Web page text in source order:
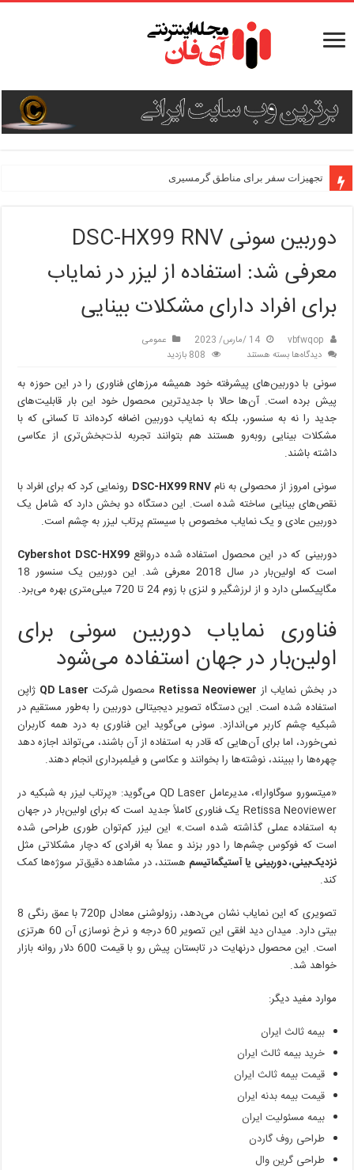
تجهیزات سفر برای مناطق گرمسیری
دوربین سونی DSC-HX99 RNV
معرفی شد: استفاده از لیزر در نمایاب
برای افراد دارای مشکلات بینایی
vbfwqop 14 /مارس/ 2023
عمومی
دیدگاه‌هابرای
سونی
DSC-
HX99
RNV
معرفی
شد:
از
لیزر
در
برای
افراد
دارای
مشکلات
بسته هستند 808 بازدید
سونی با دوربین‌های پیشرفته خود همیشه مرزهای فناوری را در این حوزه به
پیش برده است. آن‌ها حالا با جدیدترین محصول خود این بار قابلیت‌های
جدید را نه به سنسور، بلکه به نمایاب دوربین اضافه کرده‌اند تا کسانی که با
مشکلات بینایی روبه‌رو هستند هم بتوانند تجربه لذت‌بخش‌تری از عکاسی
داشته باشند.
سونی امروز از محصولی به نامDSC-HX99 RNV رونمایی کرد که برای افراد با
نقص‌های بینایی ساخته شده است. این دستگاه دو بخش دارد که شامل یک
دوربین عادی و یک نمایاب مخصوص با سیستم پرتاب لیزر به چشم است.
دوربینی که در این محصول استفاده شده درواقعCybershot DSC-HX99
است که اولین‌بار در سال 2018 معرفی شد. این دوربین یک سنسور 18
مگاپیکسلی دارد و از لرزشگیر و لنزی با زوم 24 تا 720 میلی‌متری بهره می‌برد.
فناوری نمایاب دوربین سونی برای
اولین‌بار در جهان استفاده می‌شود
در بخش نمایاب از Retissa Neoviewer محصول شرکت QD Laser ژاپن
استفاده شده است. این دستگاه تصویر دیجیتالی دوربین را به‌طور مستقیم در
شبکیه چشم کاربر می‌اندازد. سونی می‌گوید این فناوری به درد همه کاربران
نمی‌خورد، اما برای آن‌هایی که قادر به استفاده از آن باشند، می‌تواند اجازه دهد
چهره‌ها را ببینند، نوشته‌ها را بخوانند و عکاسی و فیلمبرداری انجام دهند.
«میتسورو سوگاوارا»، مدیرعامل QD Laser می‌گوید: «پرتاب لیزر به شبکیه در
Retissa Neoviewer یک فناوری کاملاً جدید است که برای اولین‌بار در جهان
به استفاده عملی گذاشته شده است.» این لیزر کم‌توان طوری طراحی شده
است که فوکوس چشم‌ها را دور بزند و عملاً به افرادی که دچار مشکلاتی مثل
نزدیک‌بینی، دوربینی یا آستیگماتیسم هستند، در مشاهده دقیق‌تر سوژه‌ها کمک
کند.
تصویری که این نمایاب نشان می‌دهد، رزولوشنی معادل 720p با عمق رنگی 8
بیتی دارد. میدان دید افقی این تصویر 60 درجه و نرخ نوسازی آن 60 هرتزی
است. این محصول درنهایت در تابستان پیش رو با قیمت 600 دلار روانه بازار
خواهد شد.
موارد مفید دیگر:
بیمه ثالث ایران
خرید بیمه ثالث ایران
قیمت بیمه ثالث ایران
قیمت بیمه بدنه ایران
بیمه مسئولیت ایران
طراحی روف گاردن
طراحی گرین وال